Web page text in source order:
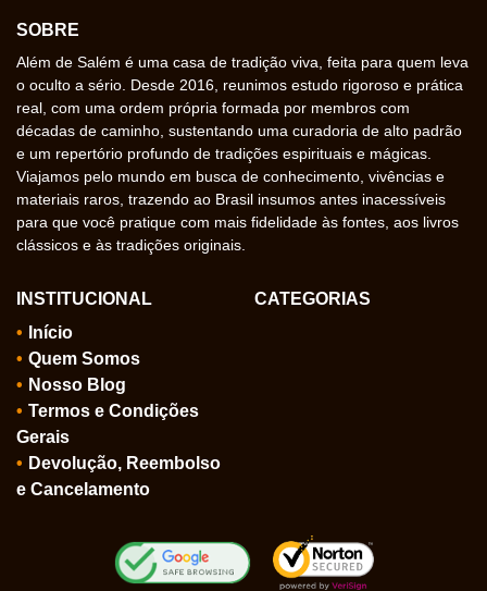
SOBRE
Além de Salém é uma casa de tradição viva, feita para quem leva
o oculto a sério. Desde 2016, reunimos estudo rigoroso e prática
real, com uma ordem própria formada por membros com
décadas de caminho, sustentando uma curadoria de alto padrão
e um repertório profundo de tradições espirituais e mágicas.
Viajamos pelo mundo em busca de conhecimento, vivências e
materiais raros, trazendo ao Brasil insumos antes inacessíveis
para que você pratique com mais fidelidade às fontes, aos livros
clássicos e às tradições originais.
INSTITUCIONAL
Início
Quem Somos
Nosso Blog
Termos e Condições
Gerais
Devolução, Reembolso
e Cancelamento
CATEGORIAS